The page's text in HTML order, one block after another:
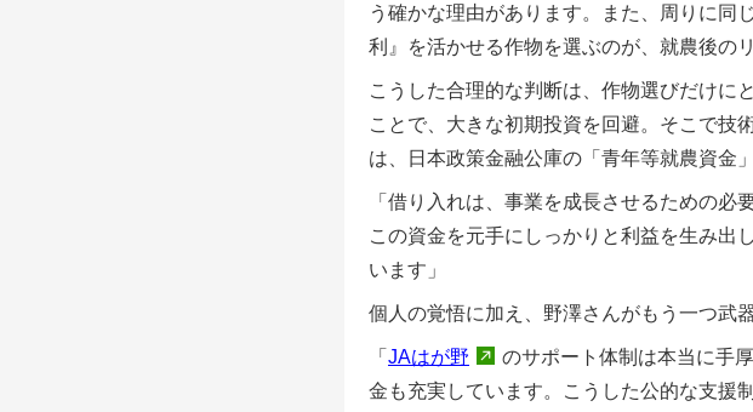
う確かな理由があります。また、周りに同
利』を活かせる作物を選ぶのが、就農後の
こうした合理的な判断は、作物選びだけに
ことで、大きな初期投資を回避。そこで技
は、日本政策金融公庫の「青年等就農資金
「借り入れは、事業を成長させるための必
この資金を元手にしっかりと利益を生み出
います」
個人の覚悟に加え、野澤さんがもう一つ武
「 JAはが野
のサポート体制は本当に手
金も充実しています。こうした公的な支援